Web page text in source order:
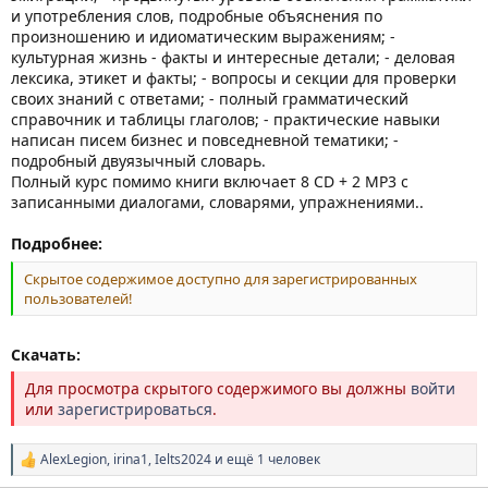
и употребления слов, подробные объяснения по
произношению и идиоматическим выражениям; -
культурная жизнь - факты и интересные детали; - деловая
лексика, этикет и факты; - вопросы и секции для проверки
своих знаний с ответами; - полный грамматический
справочник и таблицы глаголов; - практические навыки
написан писем бизнес и повседневной тематики; -
подробный двуязычный словарь.
Полный курс помимо книги включает 8 CD + 2 MP3 с
записанными диалогами, словарями, упражнениями..
Подробнее:
Скрытое содержимое доступно для зарегистрированных
пользователей!
Скачать:
Для просмотра скрытого содержимого вы должны войти
или зарегистрироваться.
Р
е
AlexLegion, irina1,Ielts2024 и ещё 1 человек